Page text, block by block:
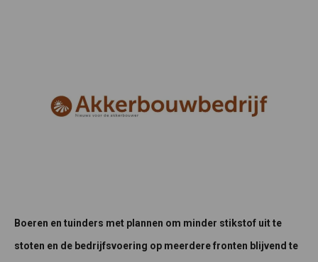
Boeren en tuinders met plannen om minder stikstof uit te
stoten en de bedrijfsvoering op meerdere fronten blijvend te